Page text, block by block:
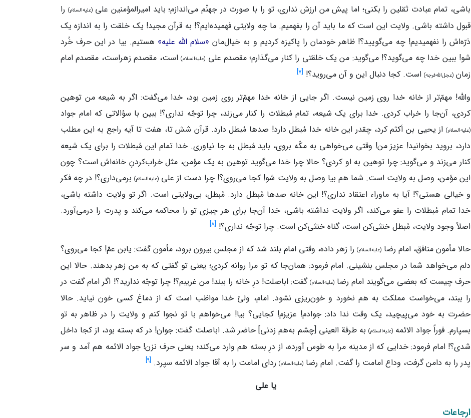
باشی، تمام عبادت ثقلین را بکنی؛ اما پیش من ارزش نداری، تو را با صورت در جهنّم می‌اندازم؛ باید امیرالمؤمنین علی(علیه‌السلام) را
قبول داشته‌ باشی. ولایت این‌ است که ما باید آن‌ را بفهمیم. ما چه ولایتی فهمیده‌ایم؟! به‌ قرآن مجید! یک خلقت را به اندازه یک
ذرّه‌اش را نفهمیدیم! چه می‌گویید؟! ظاهر خودمان را پاکیزه کردیم و به خیال‌مان «سلام‌ الله‌ علیه» هستیم. بیا در این حرف خُرد
شو! ببین خدا چه می‌گوید؟! می‌گوید: من یک خلقتی را کنار می‌گذارم؛ مقصدم علی (علیه‌السلام)است، مقصدم زهراست، مقصدم امام‌
زمان (عجل‌الله‌فرجه) است. کجا دنبال این و آن می‌روید؟! [۷]
والله! مهمّ‌تر از خانه‌ خدا روی زمین نیست. اگر جایی از خانه‌ خدا مهمّ‌تر روی زمین بود، خدا می‌گفت: اگر به شیعه من توهین
کردی، آن‌جا را خراب کردی. خدا برای یک شیعه، تمام مُبطلات را کنار می‌زند، چرا توجّه نداری؟! ببین با سؤالاتی که امام‌ جواد
(علیه‌السلام) از یحیی‌ بن‌ اَکثم کرد، چقدر این خانه‌ خدا مُبطل دارد! صدها مُبطل دارد. قرآن شش‌ تا، هفت‌ تا آیه راجع‌ به این مطلب
دارد، بروید بخوانید! عزیز من! وقتی می‌خواهی به مکّه بروی، باید مُبطل به‌ جا نیاوری. خدا تمام این مُبطلات را برای یک شیعه
کنار می‌زند و می‌گوید: چرا توهین به او کردی؟ حالا چرا خدا می‌گوید توهین به یک مؤمن، مثل خراب‌کردنِ خانه‌اش است؟ چون
این مؤمن، وصل به ولایت است. شما هم بیا وصل به ولایت شو! کجا می‌روی؟! چرا دست از علی (علیه‌السلام)برمی‌داری؟! در چه فکر
و خیالی هستی؟! آیا به ماوراء اعتقاد نداری؟! این‌ خانه صدها مُبطل دارد. مُبطل، بی‌ولایتی است. اگر تو ولایت داشته‌ باشی،
خدا تمام مُبطلات را عفو می‌کند، اگر ولایت نداشته‌ باشی، خدا آن‌جا برای هر چیزی تو را محاکمه می‌کند و پدرت را درمی‌آورد.
اصلاً وجود ولایت، مُبطل خنثی‌کن است، گناه خنثی‌کن است. چرا توجّه نداری؟! [۸]
حالا مأمون منافق، امام‌ رضا (علیه‌السلام) را زهر داده، وقتی امام بلند شد که از مجلس بیرون برود، مأمون گفت: یابن‌ عمّ! کجا می‌روی؟
دلم می‌خواهد شما در مجلس بنشینی. امام فرمود: همان‌جا که تو مرا روانه کردی؛ یعنی تو گفتی که به‌ من زهر بدهند. حالا این
حرف چیست که بعضی می‌گویند امام‌ رضا (علیه‌السلام)گفت: اباصلت! درِ خانه را ببند! من غریبم؟! چرا توجّه ندارید؟! اگر امام گفت در
را ببند، می‌خواست مملکت به‌ هم نخورد و خون‌ریزی نشود. امام، ولیّ خدا مواظب است که از دماغ کسی خون نیاید. حالا
حضرت به خود می‌پیچید، یک‌ وقت ندا داد: جوادم! عزیزم! کجایی؟ بیا! می‌خواهم با تو نجوا کنم و ولایت را در ظاهر به تو
بسپارم. فوراً جواد الائمه (علیه‌السلام)به طرفة‌ العینی [چشم به‌هم زدنی] حاضر شد. اباصلت گفت: جوان! در که بسته‌ بود، از کجا داخل
شدی؟! امام فرمود: خدایی که از مدینه مرا به طوس آورده، از درِ بسته هم وارد می‌کند؛ یعنی حرف نزن! جواد الائمه هم آمد و سر
پدر را به دامن گرفت، وداع امامت را گفت. امام‌ رضا (علیه‌السلام) ردای امامت را به آقا جواد الائمه سپرد. [۹]
یا علی
ارجاعات